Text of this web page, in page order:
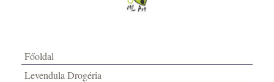
Főoldal
Levendula Drogéria